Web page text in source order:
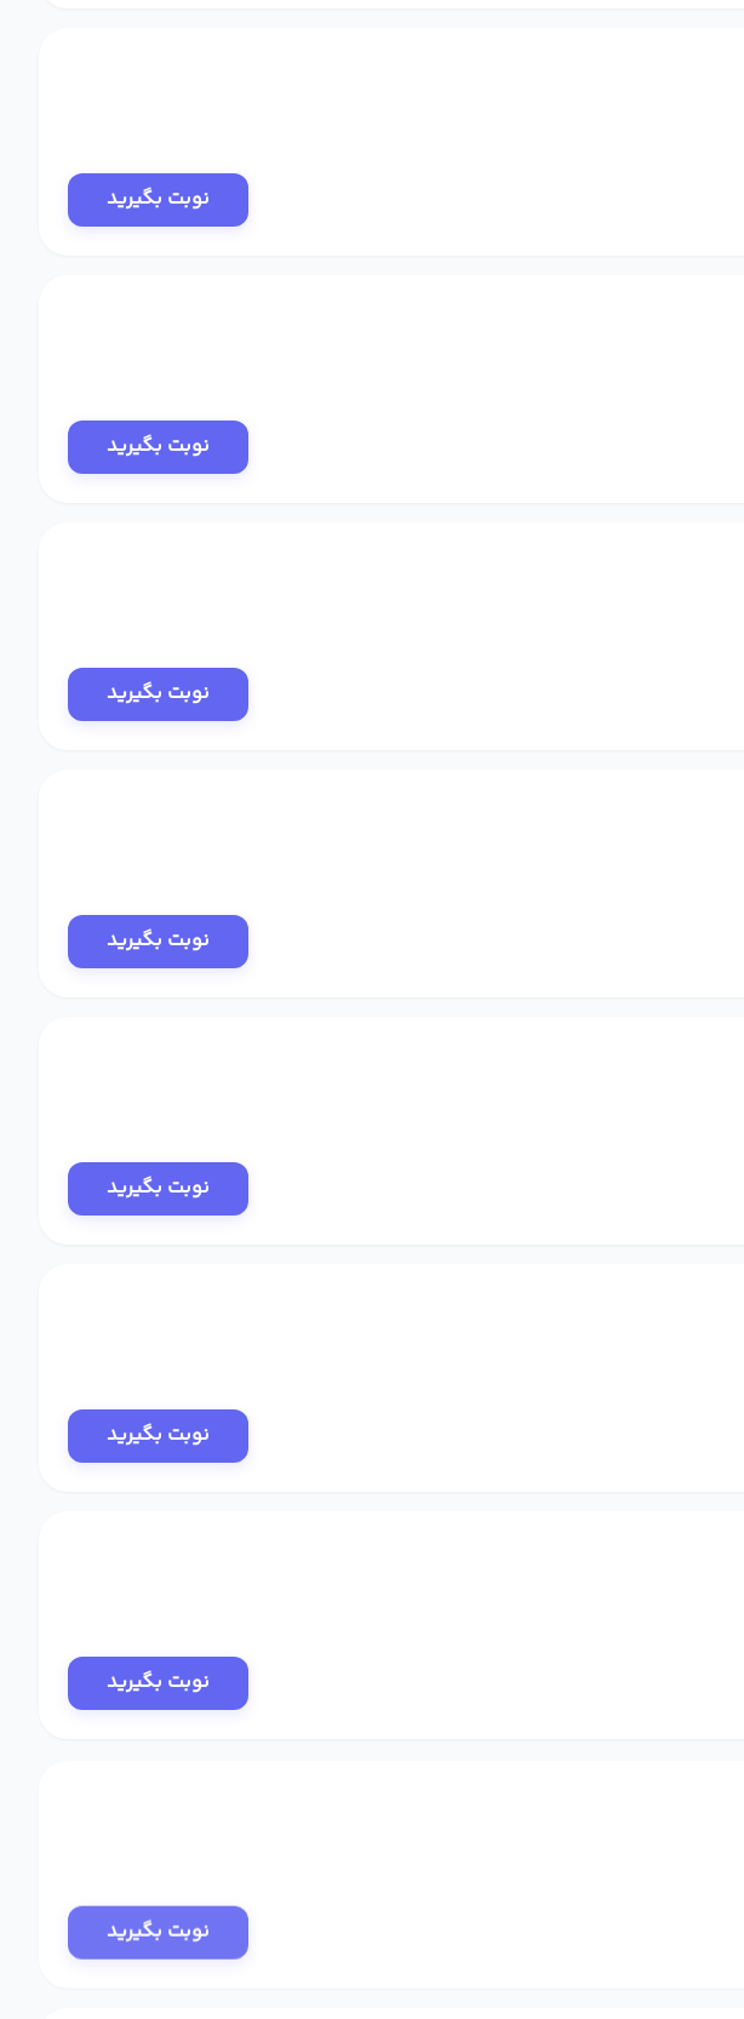
نوبت بگیرید
نوبت بگیرید
نوبت بگیرید
نوبت بگیرید
نوبت بگیرید
نوبت بگیرید
نوبت بگیرید
نوبت بگیرید